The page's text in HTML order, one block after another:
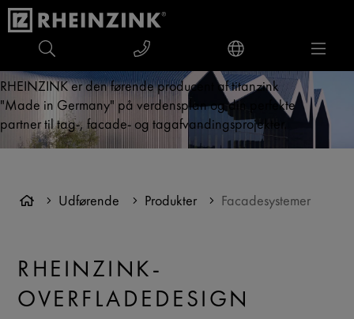
RHEINZINK er den førende producent af titanzink
"Made in Germany" på verdensplan og din perfekte
partner til tag-, facade- og tagafvandingsprojekter.
Udførende Produkter Facadesystemer
RHEINZINK-
OVERFLADEDESIGN